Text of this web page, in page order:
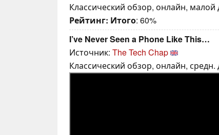
Классический обзор, онлайн, малой
Рейтинг: Итого: 60%
I’ve Never Seen a Phone Like This…
Источник: The Tech Chap
Классический обзор, онлайн,